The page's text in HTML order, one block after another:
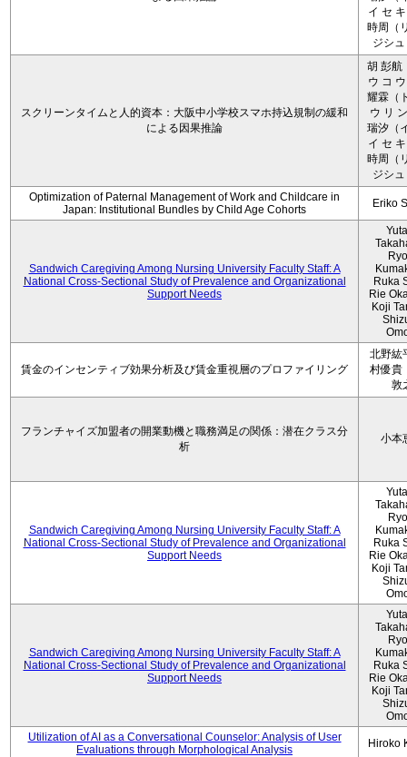
イ セ
時周（
ジシ
スクリーンタイムと人的資本：大阪中小学校スマホ持込規制の緩和
による因果推論
胡 彭航
ウ コ
耀霖（
ウ リ
瑞汐（
イ セ
時周（
ジシ
Optimization of Paternal Management of Work and Childcare in
Japan: Institutional Bundles by Child Age Cohorts
Eriko
Sandwich Caregiving Among Nursing University Faculty Staff: A
National Cross-Sectional Study of Prevalence and Organizational
Support Needs
Ruka
Rie
Koji
賃金のインセンティブ効果分析及び賃金重視層のプロファイリング
北野紘
村優貴
敦
フランチャイズ加盟者の開業動機と職務満足の関係：潜在クラス分
析
小本
Sandwich Caregiving Among Nursing University Faculty Staff: A
National Cross-Sectional Study of Prevalence and Organizational
Support Needs
Ruka
Rie
Koji
Sandwich Caregiving Among Nursing University Faculty Staff: A
National Cross-Sectional Study of Prevalence and Organizational
Support Needs
Ruka
Rie
Koji
Utilization of AI as a Conversational Counselor: Analysis of User
Evaluations through Morphological Analysis
Hiroko